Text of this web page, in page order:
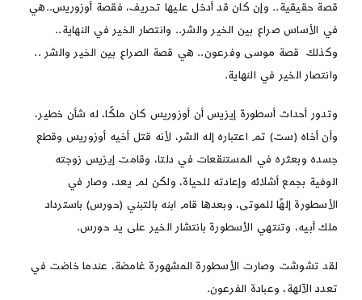
ﻗﺼﺔ حقيقية.. وإن ﻛﺎن ﻗﺪ أدﺧﻞ عليها تحريف، ﻓﻘﺼﺔ أوزوريس..هي
ﻓﻲ اﻷﺳﺎس ﺻﺮاع بين الخير واﻟﺸﺮ.. واﻧﺘﺼﺎر الخير ﻓﻲ النهاية..
وﻛﺬﻟﻚ ﻗﺼﺔ ﻣﻮﺳﻰ وﻓﺮﻋﻮن.. هي ﻗﺼﺔ اﻟﺼﺮاع بين الخير واﻟﺸﺮ ..
واﻧﺘﺼﺎر الخير ﻓﻲ النهاية.
وتدور أحداث أسطورة إيزيس أن أوزوريس كان ملكًا، له شأن خطير،
وأن أخاه (ست) تم اعتباره إله الشر، لأنه قتل أخيه أوزوريس وقطع
جسده وبعثره في المستنقعات في دلتا، وقامت إيزيس زوجته
الوفية بجمع أشلائه وإعادته للحياة، ولكن لم يعد، وصار في
الأسطورة إلهًا للموتى، وبعدها قام ابنه بالتبني (حورس) باسترداد
ملك أبيه، وتنتهي الأسطورة بانتشار الخير على يد حورس.
لقد تشوشت وصارت الأسطورة المشهورة غامضة، عندما خاضت في
تعدد الآلهة، وعبادة الفرعون.